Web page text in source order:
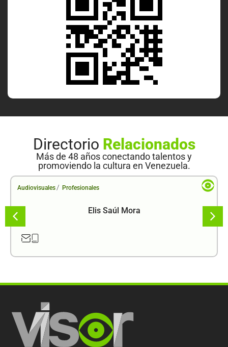
Directorio Relacionados
Más de 48 años conectando talentos y
promoviendo la cultura en Venezuela.
Audiovisuales / Profesionales
Elis Saúl Mora